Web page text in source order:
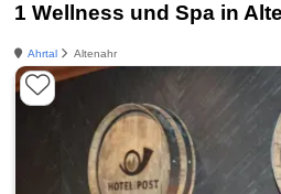
1 Wellness und Spa in
Ahrtal Altenahr